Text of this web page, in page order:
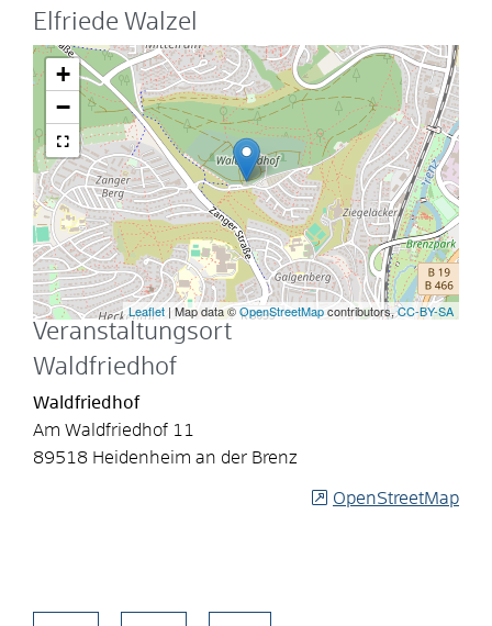
Elfriede Walzel
+
−
Leaflet | Map data ©OpenStreetMapcontributors,CC-BY-SA
Veranstaltungsort
Waldfriedhof
Waldfriedhof
Am Waldfriedhof 11
89518 Heidenheim an der Brenz
OpenStreetMap